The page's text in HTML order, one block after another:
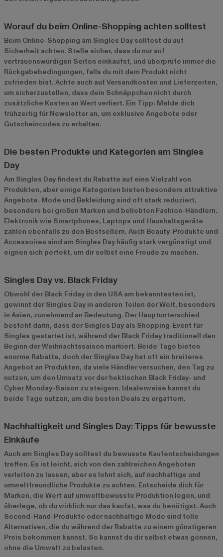
Worauf du beim Online-Shopping achten solltest
Beim Online-Shopping am Singles Day solltest du auf
Sicherheit achten. Stelle sicher, dass du nur auf
vertrauenswürdigen Seiten einkaufst, und überprüfe immer die
Rückgabebedingungen, falls du mit dem Produkt nicht
zufrieden bist. Achte auch auf Versandkosten und Lieferzeiten,
um sicherzustellen, dass dein Schnäppchen nicht durch
zusätzliche Kosten an Wert verliert. Ein Tipp: Melde dich
frühzeitig für Newsletter an, um exklusive Angebote oder
Gutscheincodes zu erhalten.
Die besten Produkte und Kategorien am Singles
Day
Am Singles Day findest du Rabatte auf eine Vielzahl von
Produkten, aber einige Kategorien bieten besonders attraktive
Angebote. Mode und Bekleidung sind oft stark reduziert,
besonders bei großen Marken und beliebten Fashion-Händlern.
Elektronik wie Smartphones, Laptops und Haushaltsgeräte
zählen ebenfalls zu den Bestsellern. Auch Beauty-Produkte und
Accessoires sind am Singles Day häufig stark vergünstigt und
eignen sich perfekt, um dir selbst eine Freude zu machen.
Singles Day vs. Black Friday
Obwohl der Black Friday in den USA am bekanntesten ist,
gewinnt der Singles Day in anderen Teilen der Welt, besonders
in Asien, zunehmend an Bedeutung. Der Hauptunterschied
besteht darin, dass der Singles Day als Shopping-Event für
Singles gestartet ist, während der Black Friday traditionell den
Beginn der Weihnachtssaison markiert. Beide Tage bieten
enorme Rabatte, doch der Singles Day hat oft ein breiteres
Angebot an Produkten, da viele Händler versuchen, den Tag zu
nutzen, um den Umsatz vor der hektischen Black Friday- und
Cyber Monday-Saison zu steigern. Idealerweise kannst du
beide Tage nutzen, um die besten Deals zu ergattern.
Nachhaltigkeit und Singles Day: Tipps für bewusste
Einkäufe
Auch am Singles Day solltest du bewusste Kaufentscheidungen
treffen. Es ist leicht, sich von den zahlreichen Angeboten
verleiten zu lassen, aber es lohnt sich, auf nachhaltige und
umweltfreundliche Produkte zu achten. Entscheide dich für
Marken, die Wert auf umweltbewusste Produktion legen, und
überlege, ob du wirklich nur das kaufst, was du benötigst. Auch
Second-Hand-Produkte oder nachhaltige Mode sind tolle
Alternativen, die du während der Rabatte zu einem günstigeren
Preis bekommen kannst. So kannst du dir selbst etwas gönnen,
ohne die Umwelt zu belasten.